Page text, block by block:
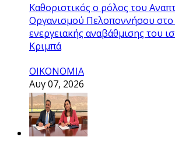
Καθοριστικός ο ρόλος του
Οργανισμού Πελοποννήσου στο
ενεργειακής αναβάθμισης του
Κριμπά
ΟΙΚΟΝΟΜΙΑ
Αυγ 07, 2026